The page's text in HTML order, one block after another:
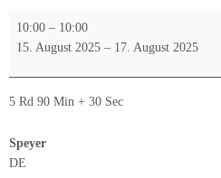
in
Speyer
10:00 – 10:00
15. August 2025 – 17. August 2025
5 Rd 90 Min + 30 Sec
Speyer
DE